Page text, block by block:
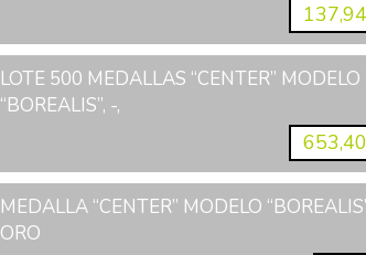
LOTE 500 MEDALLAS “CENTER” MODELO
“BOREALIS”, -,
MEDALLA “CENTER” MODELO
ORO